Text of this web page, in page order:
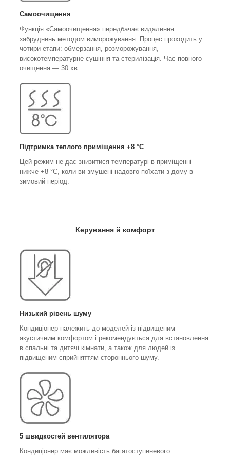
Самоочищення
Функція «Самоочищення» передбачає видалення
забруднень методом виморожування. Процес проходить у
чотири етапи: обмерзання, розморожування,
високотемпературне сушіння та стерилізація. Час повного
очищення — 30 хв.
Підтримка теплого приміщення +8 °C
Цей режим не дає знизитися температурі в приміщенні
нижче +8 °C, коли ви змушені надовго поїхати з дому в
зимовий період.
Керування й комфорт
Низький рівень шуму
Кондиціонер належить до моделей із підвищеним
акустичним комфортом і рекомендується для встановлення
в спальні та дитячі кімнати, а також для людей із
підвищеним сприйняттям стороннього шуму.
5 швидкостей вентилятора
Кондиціонер має можливість багатоступеневого